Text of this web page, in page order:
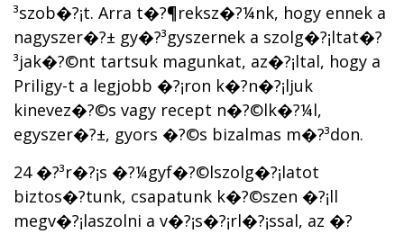
³szob�?¡t. Arra t�?¶reksz�?¼nk, hogy ennek a
nagyszer�?± gy�?³gyszernek a szolg�?¡ltat�?
³jak�?©nt tartsuk magunkat, az�?¡ltal, hogy a
Priligy-t a legjobb �?¡ron k�?­n�?¡ljuk
kinevez�?©s vagy recept n�?©lk�?¼l,
egyszer�?±, gyors �?©s bizalmas m�?³don.
24 �?³r�?¡s �?¼gyf�?©lszolg�?¡latot
biztos�?­tunk, csapatunk k�?©szen �?¡ll
megv�?¡laszolni a v�?¡s�?¡rl�?¡ssal, az �?